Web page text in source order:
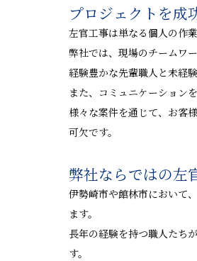
プロジェクトを成
左官工事は単なる個人の作
弊社では、現場のチームワ
経験豊かな先輩職人と未経
また、コミュニケーション
様々な案件を通じて、お客
可欠です。
弊社ならではの左
伊勢崎市や館林市において
ます。
長年の経験を持つ職人たち
す。